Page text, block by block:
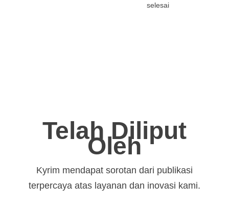
selesai
Telah Diliput
Oleh
Kyrim mendapat sorotan dari publikasi
terpercaya atas layanan dan inovasi kami.